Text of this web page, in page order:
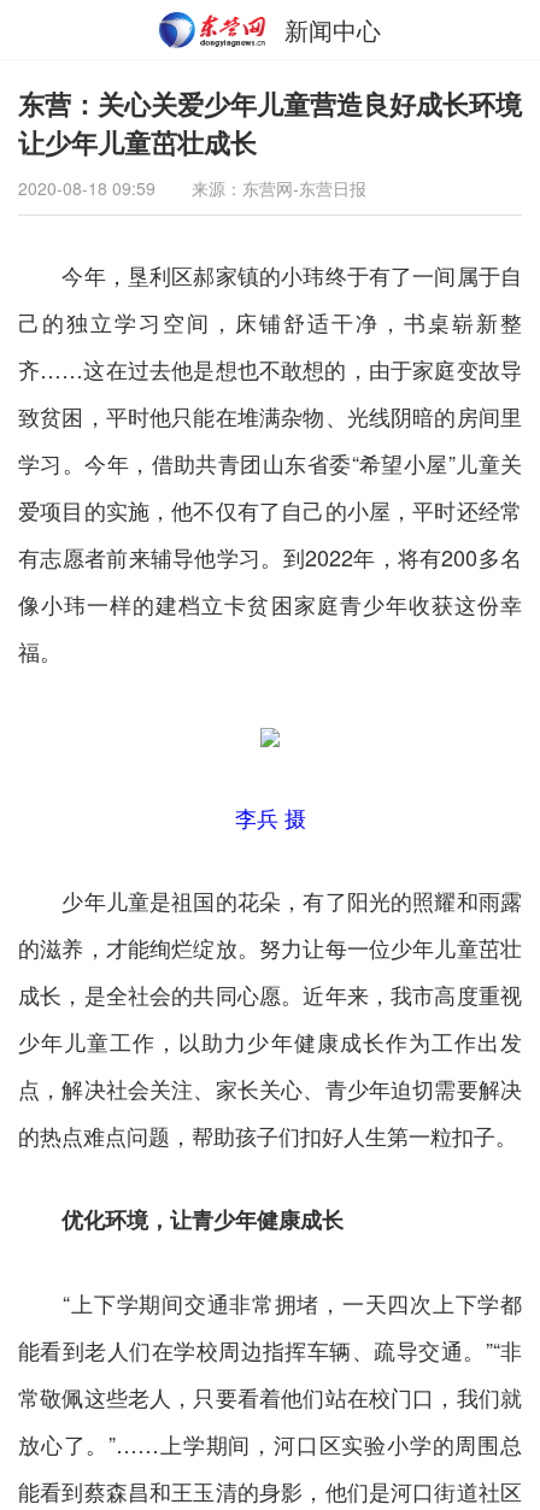
新闻中心
东营：关心关爱少年儿童营造良好成长环境
让少年儿童茁壮成长
2020-08-18 09:59 来源：东营网-东营日报
今年，垦利区郝家镇的小玮终于有了一间属于自
己的独立学习空间，床铺舒适干净，书桌崭新整
齐……这在过去他是想也不敢想的，由于家庭变故导
致贫困，平时他只能在堆满杂物、光线阴暗的房间里
学习。今年，借助共青团山东省委“希望小屋”儿童关
爱项目的实施，他不仅有了自己的小屋，平时还经常
有志愿者前来辅导他学习。到2022年，将有200多名
像小玮一样的建档立卡贫困家庭青少年收获这份幸
福。
李兵 摄
少年儿童是祖国的花朵，有了阳光的照耀和雨露
的滋养，才能绚烂绽放。努力让每一位少年儿童茁壮
成长，是全社会的共同心愿。近年来，我市高度重视
少年儿童工作，以助力少年健康成长作为工作出发
点，解决社会关注、家长关心、青少年迫切需要解决
的热点难点问题，帮助孩子们扣好人生第一粒扣子。
优化环境，让青少年健康成长
“上下学期间交通非常拥堵，一天四次上下学都
能看到老人们在学校周边指挥车辆、疏导交通。”“非
常敬佩这些老人，只要看着他们站在校门口，我们就
放心了。”……上学期间，河口区实验小学的周围总
能看到蔡森昌和王玉清的身影，他们是河口街道社区